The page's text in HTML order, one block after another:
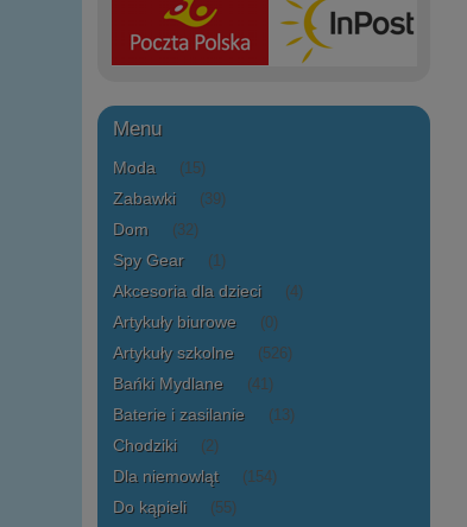
Menu
Moda (15)
Zabawki (39)
Dom (32)
Spy Gear (1)
Akcesoria dla dzieci (4)
Artykuły biurowe (0)
Artykuły szkolne (526)
Bańki Mydlane (41)
Baterie i zasilanie (13)
Chodziki (2)
Dla niemowląt (154)
Do kąpieli (55)